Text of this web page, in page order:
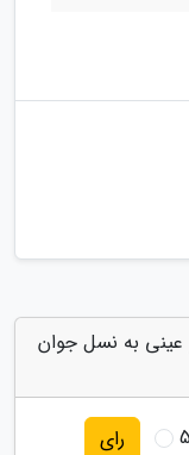
عینی به نسل جوان
5 رای